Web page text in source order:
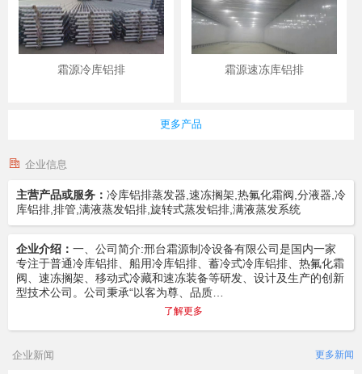
霜源冷库铝排 霜源速冻库铝排
更多产品
企业信息
主营产品或服务： 冷库铝排蒸发器,速冻搁架,热氟化霜阀,分液器,冷
库铝排,排管,满液蒸发铝排,旋转式蒸发铝排,满液蒸发系统
企业介绍： 一、公司简介:邢台霜源制冷设备有限公司是国内一家
专注于普通冷库铝排、船用冷库铝排、蓄冷式冷库铝排、热氟化霜
阀、速冻搁架、移动式冷藏和速冻装备等研发、设计及生产的创新
型技术公司。公司秉承“以客为尊、品质…
了解更多
企业新闻 更多新闻